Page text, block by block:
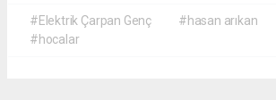
#Elektrik Çarpan Genç #hasan arıkan
#hocalar